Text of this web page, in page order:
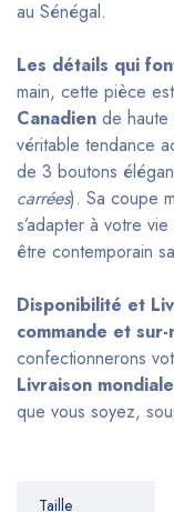
au Sénégal.
Les détails qui
main, cette pièce
Canadien de haute
véritable tendance
de 3 boutons
carrées). Sa coupe
s’adapter à votre
être contemporain
Disponibilité et
commande et sur-
confectionnerons
Livraison
que vous soyez,
Taille